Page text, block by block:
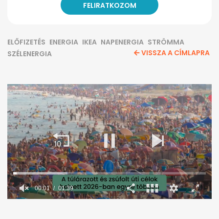
ELŐFIZETÉS ENERGIA IKEA NAPENERGIA STRÖMMA
SZÉLENERGIA
VISSZA A CÍMLAPRA
00:02 01:39